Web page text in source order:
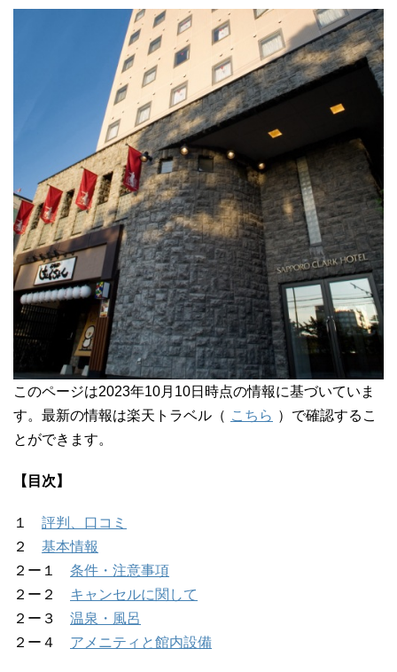
このページは2023年10月10日時点の情報に基づいていま
す。最新の情報は楽天トラベル（ こちら ）で確認するこ
とができます。
【目次】
１ 評判、口コミ
２ 基本情報
２ー１ 条件・注意事項
２ー２ キャンセルに関して
２ー３ 温泉・風呂
２ー４ アメニティと館内設備